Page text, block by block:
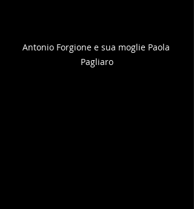
Antonio Forgione e sua moglie Paola
Pagliaro